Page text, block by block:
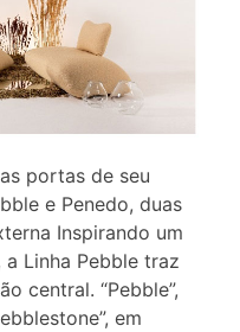
portas de seu
e Penedo, duas
Inspirando um
Linha Pebble traz
central. “Pebble”,
em